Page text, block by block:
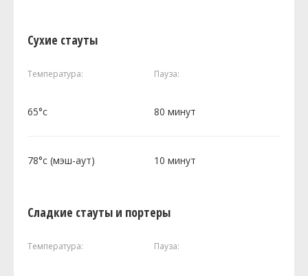
Сухие стауты
Температура: Пауза:
65°c 80 минут
78°c (мэш-аут) 10 минут
Сладкие стауты и портеры
Температура: Пауза: